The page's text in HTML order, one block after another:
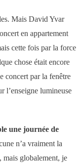
Mais David Yvar
en appartement
cette fois par la force
chose était encore
concert par la fenêtre
l’enseigne lumineuse
une journée de
n’a vraiment la
mais globalement, je